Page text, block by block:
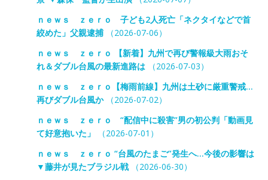
ｎｅｗｓ ｚｅｒｏ 子ども2人死亡「ネクタイなどで首
絞めた」父親逮捕（2026-07-06）
ｎｅｗｓ ｚｅｒｏ 【新着】九州で再び警報級大雨おそ
れ＆ダブル台風の最新進路は（2026-07-03）
ｎｅｗｓ ｚｅｒｏ【梅雨前線】九州は土砂に厳重警戒…
再びダブル台風か（2026-07-02）
ｎｅｗｓ ｚｅｒｏ “配信中に殺害”男の初公判「動画見
て好意抱いた」
（2026-07-01）
ｎｅｗｓ ｚｅｒｏ “台風のたまご”発生へ…今後の影響は
▼藤井が見たブラジル戦（2026-06-30）